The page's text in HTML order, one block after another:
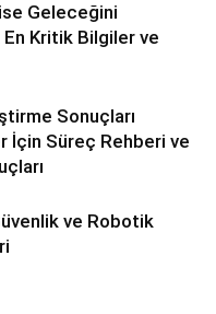
Geleceğini
Kritik Bilgiler ve
Sonuçları
İçin Süreç Rehberi ve
ve Robotik